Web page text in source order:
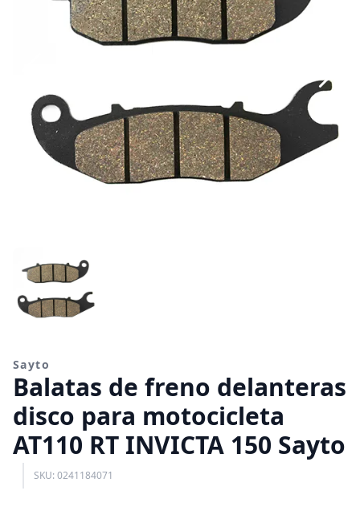
Sayto
Balatas de freno delanteras
disco para motocicleta
AT110 RT INVICTA 150 Sayto
SKU: 0241184071